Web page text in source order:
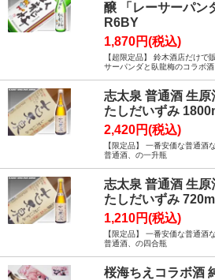
醸 「レーサーパン
R6BY
1,870円(税込)
【超限定品】 鈴木酒店だけで
サーパンダと臥龍梅のコラボ酒
志太泉 普通酒 生原
たしだいずみ
2,420円(税込)
【限定品】 一番安価な普通酒
普通酒、の一升瓶
志太泉 普通酒 生原
たしだいずみ
1,210円(税込)
【限定品】 一番安価な普通酒
普通酒、の四合瓶
桜海ちえコラボ酒